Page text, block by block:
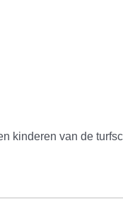
kinderen van de